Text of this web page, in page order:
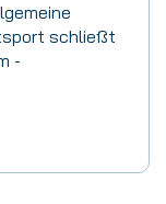
schließt
-